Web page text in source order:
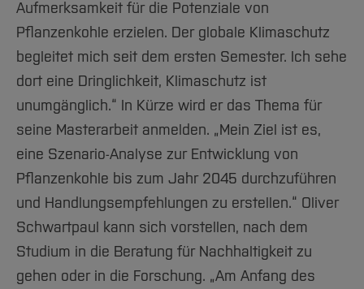
Aufmerksamkeit für die Potenziale von
Pflanzenkohle erzielen. Der globale Klimaschutz
begleitet mich seit dem ersten Semester. Ich sehe
dort eine Dringlichkeit, Klimaschutz ist
unumgänglich.“ In Kürze wird er das Thema für
seine Masterarbeit anmelden. „Mein Ziel ist es,
eine Szenario-Analyse zur Entwicklung von
Pflanzenkohle bis zum Jahr 2045 durchzuführen
und Handlungsempfehlungen zu erstellen.“ Oliver
Schwartpaul kann sich vorstellen, nach dem
Studium in die Beratung für Nachhaltigkeit zu
gehen oder in die Forschung. „Am Anfang des